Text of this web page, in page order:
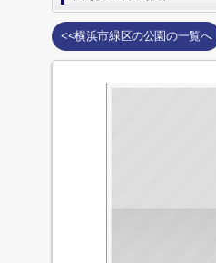
<<横浜市緑区の公園の一覧へ